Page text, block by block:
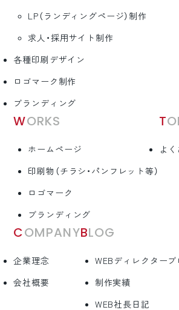
LP（ランディングページ）制作
求人・採用サイト制作
各種印刷デザイン
ロゴマーク制作
ブランディング
WORKS
ホームページ
印刷物（チラシ・パンフレット等）
ロゴマーク
ブランディング
よ
COMPANY
企業理念
会社概要
BLOG
WEBディレクターブ
制作実績
WEB社長日記